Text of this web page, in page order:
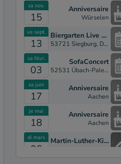
sa nov.
15
Anniversaire
Würselen
ve sept.
13
Biergarten Live Musik
53721 Siegburg, Deutschland
sa févr.
03
SofaConcert
52531 Übach-Palenberg, Deutschland
sa juin
17
Anniversaire
Aachen
je mai
18
Anniversaire
Aachen
di mars
06
Martin-Luther-Kirche